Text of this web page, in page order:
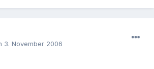
3. November 2006